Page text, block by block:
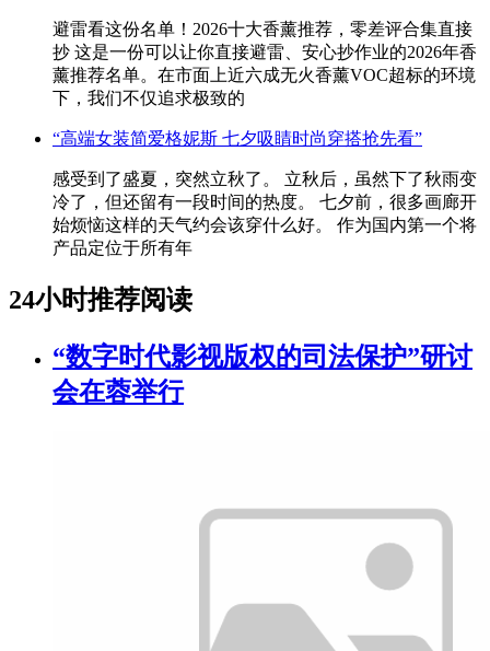
避雷看这份名单！2026十大香薰推荐，零差评合集直接
抄 这是一份可以让你直接避雷、安心抄作业的2026年香
薰推荐名单。在市面上近六成无火香薰VOC超标的环境
下，我们不仅追求极致的
“高端女装简爱格妮斯 七夕吸睛时尚穿搭抢先看”
感受到了盛夏，突然立秋了。 立秋后，虽然下了秋雨变
冷了，但还留有一段时间的热度。 七夕前，很多画廊开
始烦恼这样的天气约会该穿什么好。 作为国内第一个将
产品定位于所有年
24小时推荐阅读
“数字时代影视版权的司法保护”研讨
会在蓉举行